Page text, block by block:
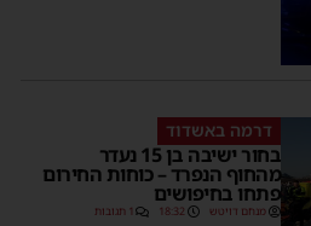
דרמה באשדוד
בחור ישיבה בן 15 נעדר
מהחוף הנפרד – כוחות החירום
פתחו בחיפושים
מנחם דויטש 18:32 1 תגובות